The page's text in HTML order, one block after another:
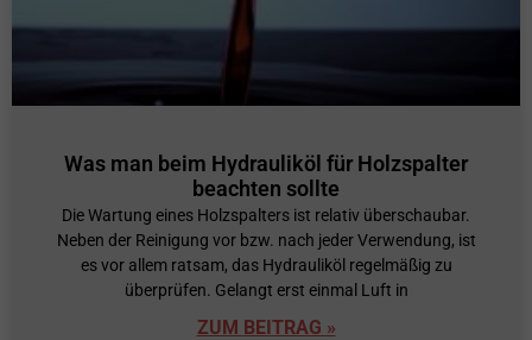
Was man beim Hydrauliköl für Holzspalter
beachten sollte
Die Wartung eines Holzspalters ist relativ überschaubar.
Neben der Reinigung vor bzw. nach jeder Verwendung, ist
es vor allem ratsam, das Hydrauliköl regelmäßig zu
überprüfen. Gelangt erst einmal Luft in
ZUM BEITRAG »